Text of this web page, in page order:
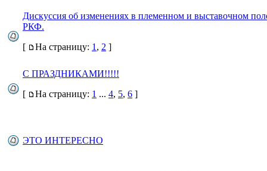
Дискуссия об изменениях в племенном и выставочном
РКФ.
[
На страницу: 1 , 2 ]
С ПРАЗДНИКАМИ!!!!!
[
На страницу: 1 ... 4, 5, 6 ]
ЭТО ИНТЕРЕСНО